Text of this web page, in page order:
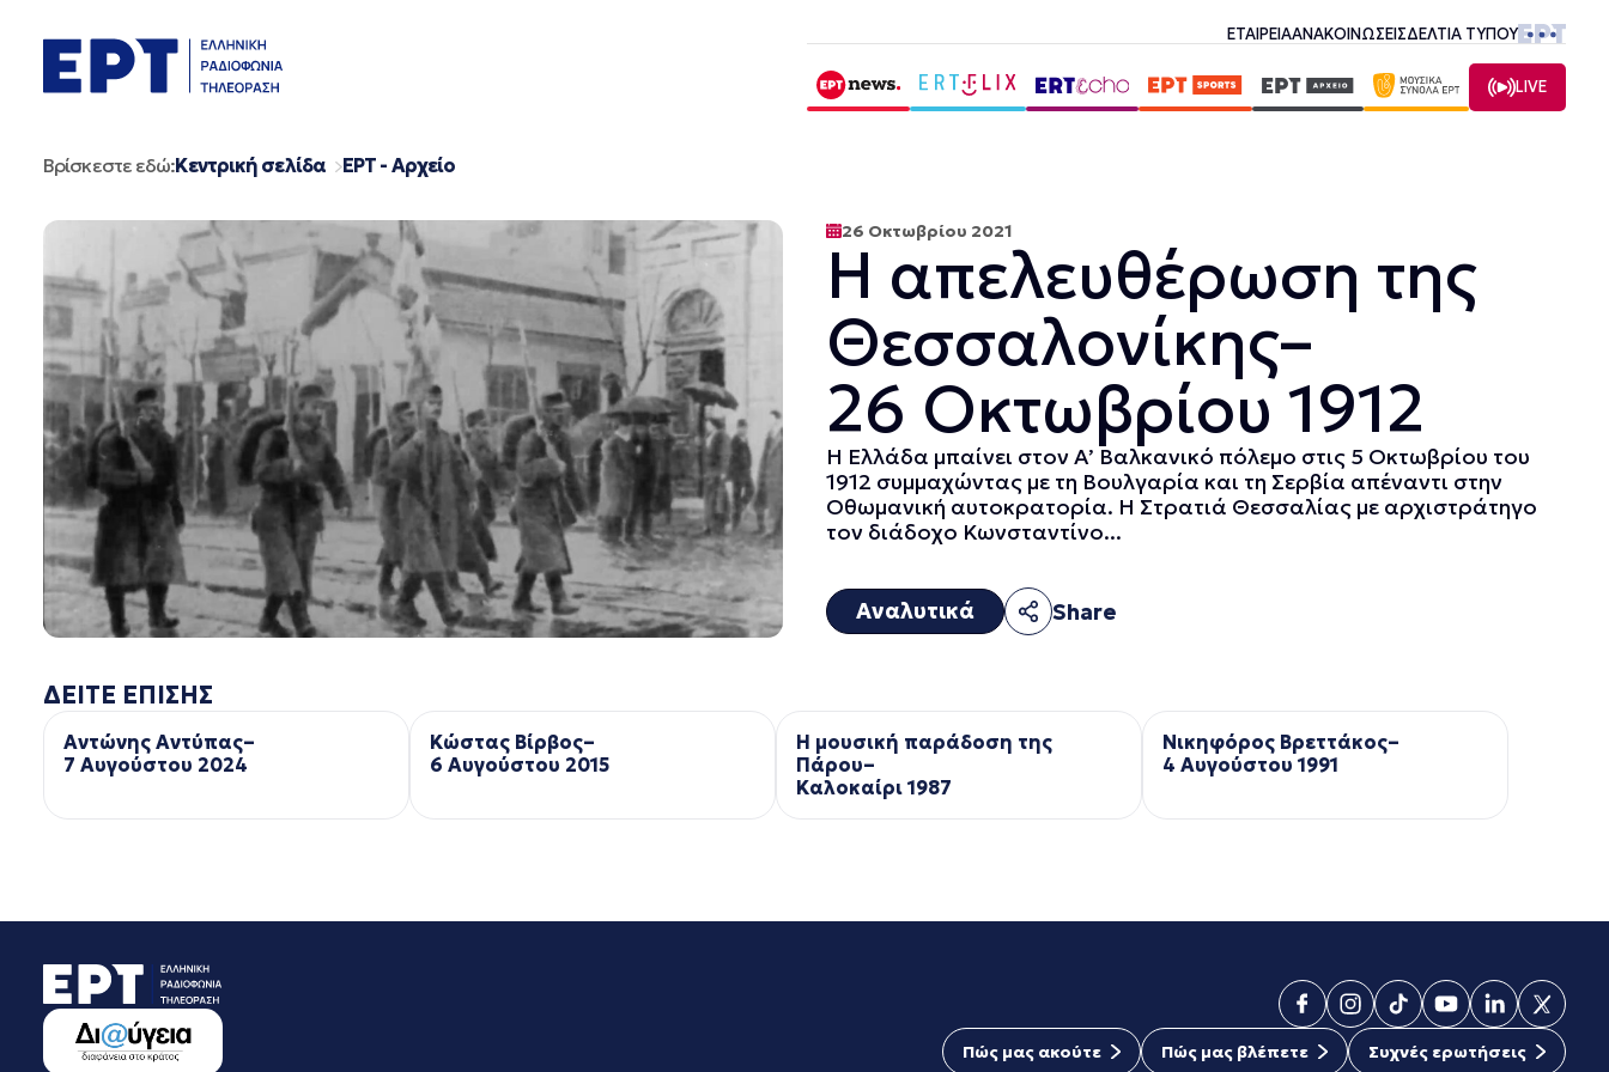
περιεχόμενο
ΕΤΑΙΡΕΙΑΑΝΑΚΟΙΝΩΣΕΙΣΔΕΛΤΙΑ ΤΥΠΟΥ
LIVE
Βρίσκεστε εδώ:Κεντρική σελίδα ΕΡΤ - Αρχείο
Η απελευθέρωση της
Θεσσαλονίκης–
26 Οκτωβρίου 1912
26 Οκτωβρίου 2021
Η Ελλάδα μπαίνει στον Α’ Βαλκανικό πόλεμο στις 5 Οκτωβρίου του
1912 συμμαχώντας με τη Βουλγαρία και τη Σερβία απέναντι στην
Οθωμανική αυτοκρατορία. Η Στρατιά Θεσσαλίας με αρχιστράτηγο
τον διάδοχο Κωνσταντίνο...
Αναλυτικά Share
ΔΕΙΤΕ ΕΠΙΣΗΣ
Αντώνης Αντύπας–
7 Αυγούστου 2024
Κώστας Βίρβος–
6 Αυγούστου 2015
Η μουσική παράδοση της
Πάρου–
Kαλοκαίρι 1987
Νικηφόρος Βρεττάκος–
4 Αυγούστου 1991
Πώς μας ακούτε Πώς μας βλέπετε Συχνές ερωτήσεις